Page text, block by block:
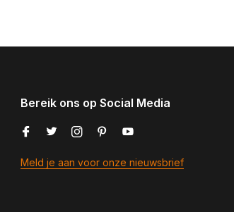
Bereik ons op Social Media
Meld je aan voor onze nieuwsbrief